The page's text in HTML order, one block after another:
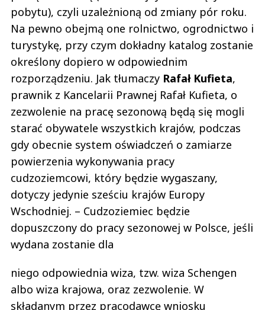
pobytu), czyli uzależnioną od zmiany pór roku.
Na pewno obejmą one rolnictwo, ogrodnictwo i
turystykę, przy czym dokładny katalog zostanie
określony dopiero w odpowiednim
rozporządzeniu. Jak tłumaczy Rafał Kufieta,
prawnik z Kancelarii Prawnej Rafał Kufieta, o
zezwolenie na pracę sezonową będą się mogli
starać obywatele wszystkich krajów, podczas
gdy obecnie system oświadczeń o zamiarze
powierzenia wykonywania pracy
cudzoziemcowi, który będzie wygaszany,
dotyczy jedynie sześciu krajów Europy
Wschodniej. – Cudzoziemiec będzie
dopuszczony do pracy sezonowej w Polsce, jeśli
wydana zostanie dla
niego odpowiednia wiza, tzw. wiza Schengen
albo wiza krajowa, oraz zezwolenie. W
składanym przez pracodawcę wniosku